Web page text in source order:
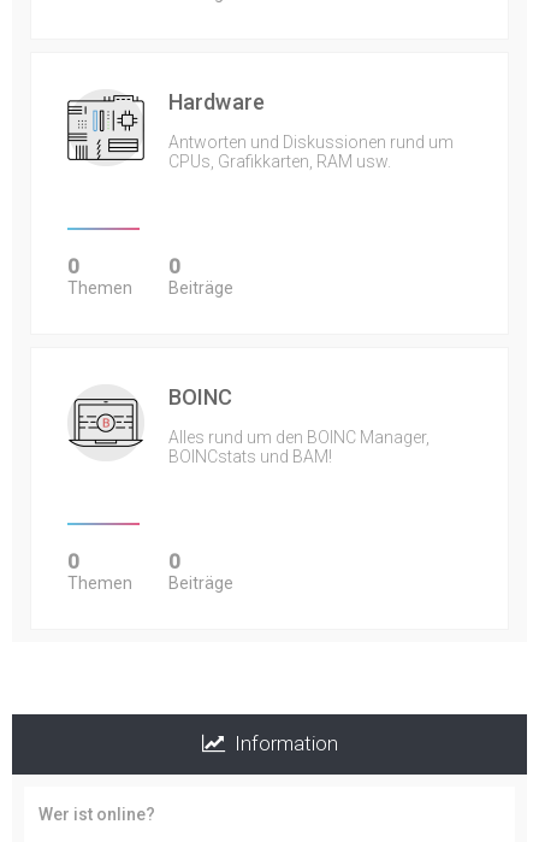
Hardware
Antworten und Diskussionen rund um
CPUs, Grafikkarten, RAM usw.
0
Themen
0
Beiträge
BOINC
Alles rund um den BOINC Manager,
BOINCstats und BAM!
0
Themen
0
Beiträge
Information
Wer ist online?